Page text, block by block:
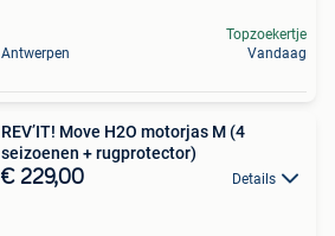
Antwerpen
Topzoekertje
Vandaag
REV’IT! Move H2O motorjas M (4
seizoenen + rugprotector)
€ 229,00 Details